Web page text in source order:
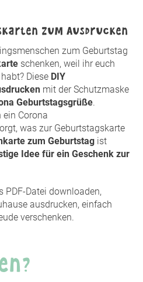
zum Ausdrucken
zum Geburtstag
schenken, weil ihr euch
Diese DIY
mit der Schutzmaske
Geburtstagsgrüße.
Corona
was zur Geburtstagskarte
zum Geburtstag ist
Idee für ein Geschenk zur
PDF-Datei downloaden,
ausdrucken, einfach
verschenken.